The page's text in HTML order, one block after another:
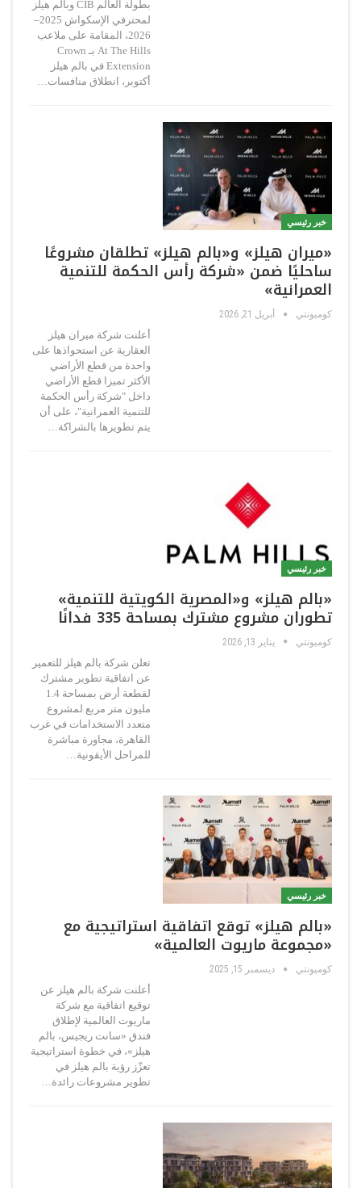
بطولة العالم CIB وبالم هيلز
لمحترفي الإسكواش 2025–
2026، المقامة على ملاعب
At The Hills بـ Crown
Extension في بالم هيلز
أكتوبر، انطلاق منافسات…
خبر رئيسي
«ميران هيلز» و«بالم هيلز» تطلقان مشروعًا
ساحليًا ضمن «شركة رأس الحكمة للتنمية
العمرانية»
كوميونتي أبريل 21, 2026
أعلنت شركة ميران هيلز
العقارية عن استحواذها على
واحدة من قطع الأراضي
الأكثر تميزا قطع الأراضي
داخل "شركة رأس الحكمة
للتنمية العمرانية"، على أن
يتم تطويرها بالشراكة…
خبر رئيسي
«بالم هيلز» و«المصرية الكويتية للتنمية»
تطوران مشروع مشترك بمساحة 335 فدانًا
كوميونتي يناير 13, 2026
تعلن شركة بالم هيلز للتعمير
عن اتفاقية تطوير مشترك
لقطعة أرض بمساحة 1.4
مليون متر مربع لمشروع
متعدد الاستخدامات في غرب
القاهرة، مجاورة مباشرة
للمراحل الأيقونية…
خبر رئيسي
«بالم هيلز» توقع اتفاقية استراتيجية مع
«مجموعة ماريوت العالمية»
كوميونتي ديسمبر 15, 2025
أعلنت شركة بالم هيلز عن
توقيع اتفاقية مع شركة
ماريوت العالمية لإطلاق
فندق «سانت ريجيس، بالم
هيلز»، في خطوة استراتيجية
تعزّز رؤية بالم هيلز في
تطوير مشروعات رائدة…